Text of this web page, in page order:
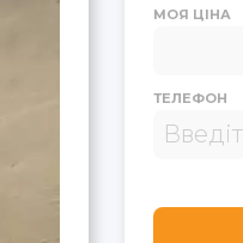
МОЯ ЦІНА
ТЕЛЕФОН